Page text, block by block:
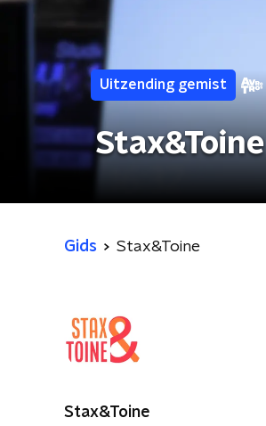
Uitzending gemist
Stax&Toine
Gids Stax&Toine
Stax&Toine